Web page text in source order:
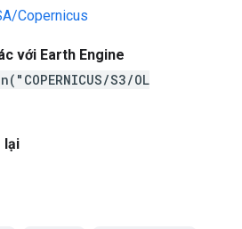
Copernicus
với Earth Engine
S3/OL
lại